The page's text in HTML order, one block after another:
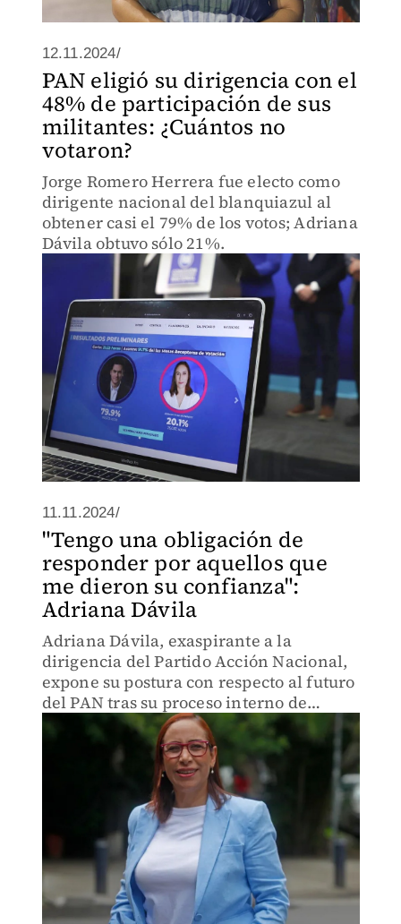
12.11.2024/
PAN eligió su dirigencia con el
48% de participación de sus
militantes: ¿Cuántos no
votaron?
Jorge Romero Herrera fue electo como
dirigente nacional del blanquiazul al
obtener casi el 79% de los votos; Adriana
Dávila obtuvo sólo 21%.
11.11.2024/
"Tengo una obligación de
responder por aquellos que
me dieron su confianza":
Adriana Dávila
Adriana Dávila, exaspirante a la
dirigencia del Partido Acción Nacional,
expone su postura con respecto al futuro
del PAN tras su proceso interno de
elección, donde resultó ganador Jorge
Romero, con el 80 por ciento de los